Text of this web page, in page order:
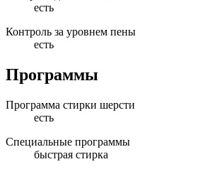
есть
Контроль за уровнем пены
есть
Программы
Программа стирки шерсти
есть
Специальные программы
быстрая стирка